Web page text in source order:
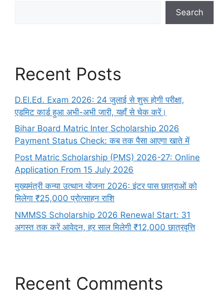
Search
Recent Posts
D.El.Ed. Exam 2026: 24 जुलाई से शुरू होगी परीक्षा,
एडमिट कार्ड हुआ अभी-अभी जारी, यहाँ से चेक करें।
Bihar Board Matric Inter Scholarship 2026
Payment Status Check: कब तक पैसा आएगा खाते में
Post Matric Scholarship (PMS) 2026-27: Online
Application From 15 July 2026
मुख्यमंत्री कन्या उत्थान योजना 2026: इंटर पास छात्राओं को
मिलेगा ₹25,000 प्रोत्साहन राशि
NMMSS Scholarship 2026 Renewal Start: 31
अगस्त तक करें आवेदन, हर साल मिलेगी ₹12,000 छात्रवृत्ति
Recent Comments